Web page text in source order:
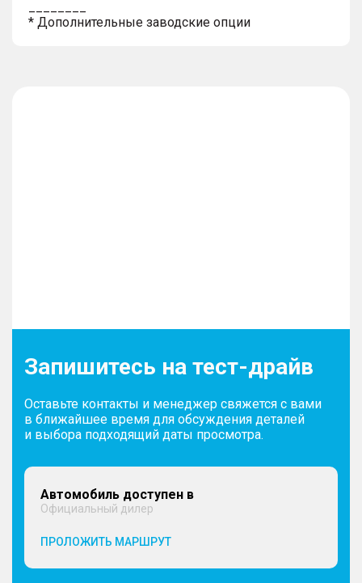
* Дополнительные заводские опции
Запишитесь на тест-драйв
Оставьте контакты и менеджер свяжется с вами
в ближайшее время для обсуждения деталей
и выбора подходящий даты просмотра.
Автомобиль доступен в
Официальный дилер
ПРОЛОЖИТЬ МАРШРУТ